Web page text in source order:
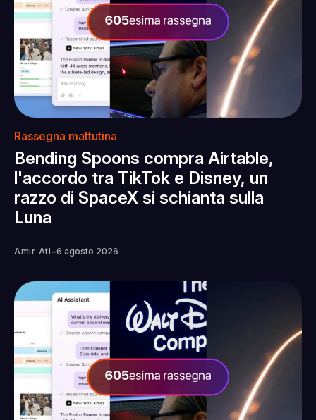
Rassegna mattutina
Bending Spoons compra Airtable,
l'accordo tra TikTok e Disney, un
razzo di SpaceX si schianta sulla
Luna
Amir Ati -6 agosto 2026